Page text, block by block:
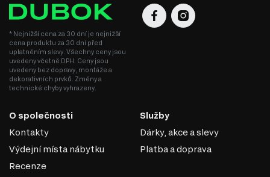
* Nejnižší cena za 30 dní je nejnižší
cena produktu za 30 dní před
uplatněním slevy. Všechny ceny jsou
uvedeny včetně DPH. Ceny jsou
uvedeny bez dopravy, montáže a
dekorativních prvků. Změny a
technické chyby vyhrazeny.
O společnosti
Kontakty
Výdejní místa nábytku
Recenze
Služby
Dárky, akce a slevy
Platba a doprava